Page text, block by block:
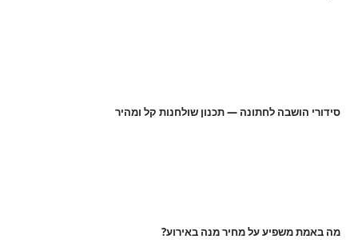
סידורי הושבה לחתונה — תכנון שולחנות קל ומהיר
מה באמת משפיע על מחיר מנה באירוע?